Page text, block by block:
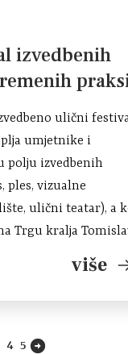
izvedbenih
ulični
umjetnike i
polju izvedbenih
ples, vizualne
ulični teatar), a
Trgu kralja
na zadanu
Veliku Goricu,
gradske […]
više
4 5